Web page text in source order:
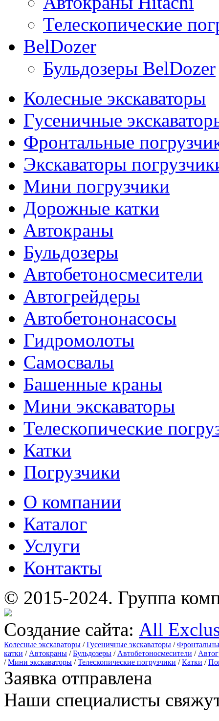
Телескопические
BelDozer
Бульдозеры BelDozer
Колесные экскаваторы
Гусеничные
Фронтальные
Экскаваторы
Мини погрузчики
Дорожные катки
Автокраны
Бульдозеры
Автобетоносмесители
Автогрейдеры
Автобетононасосы
Гидромолоты
Самосвалы
Башенные краны
Мини экскаваторы
Телескопические
Катки
Погрузчики
О компании
Каталог
Услуги
Контакты
© 2015-2024. Группа
Создание сайта: All
Колесные экскаваторы /Гусеничные экскаваторы /
катки / Автокраны /Бульдозеры / Автобетоносмесители /
/Мини экскаваторы /Телескопические погрузчики /Катки /
Заявка отправлена
Наши специалисты